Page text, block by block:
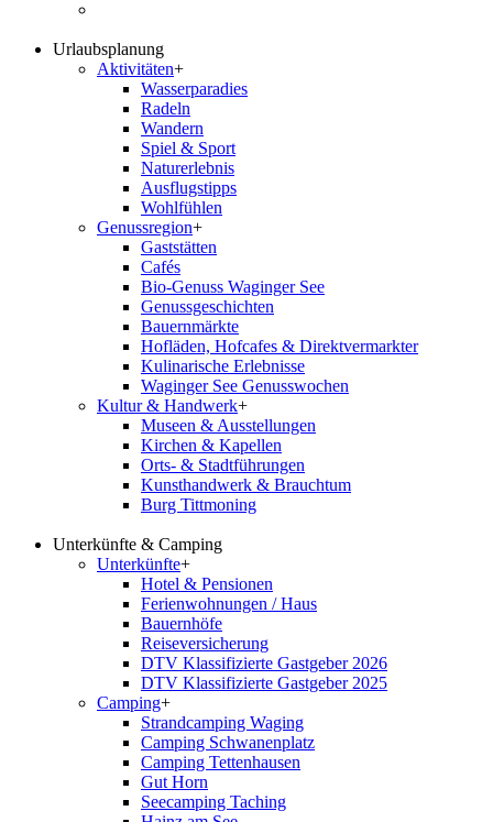
Urlaubsplanung
Aktivitäten+
Wasserparadies
Radeln
Wandern
Spiel & Sport
Naturerlebnis
Ausflugstipps
Wohlfühlen
Genussregion+
Gaststätten
Cafés
Bio-Genuss Waginger See
Genussgeschichten
Bauernmärkte
Hofläden, Hofcafes & Direktvermarkter
Kulinarische Erlebnisse
Waginger See Genusswochen
Kultur & Handwerk+
Museen & Ausstellungen
Kirchen & Kapellen
Orts- & Stadtführungen
Kunsthandwerk & Brauchtum
Burg Tittmoning
Unterkünfte & Camping
Unterkünfte+
Hotel & Pensionen
Ferienwohnungen / Haus
Bauernhöfe
Reiseversicherung
DTV Klassifizierte Gastgeber 2026
DTV Klassifizierte Gastgeber 2025
Camping+
Strandcamping Waging
Camping Schwanenplatz
Camping Tettenhausen
Gut Horn
Seecamping Taching